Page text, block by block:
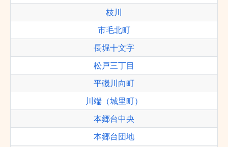
枝川
市毛北町
長堀十文字
松戸三丁目
平磯川向町
川端（城里町）
本郷台中央
本郷台団地